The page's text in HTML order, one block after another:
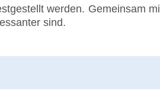
werden. Gemeinsam
sind.